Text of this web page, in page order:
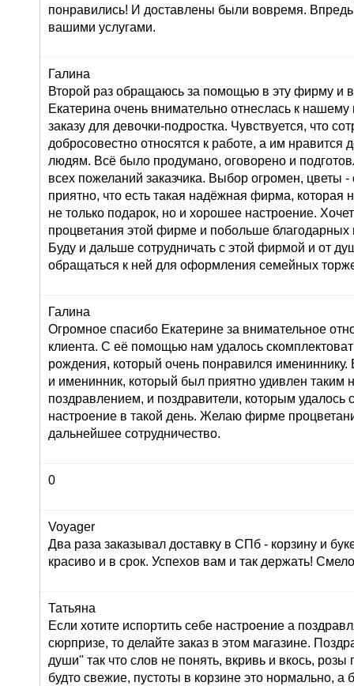
понравились! И доставлены были вовремя. Впредь
вашими услугами.
Галина
Второй раз обращаюсь за помощью в эту фирму и
Екатерина очень внимательно отнеслась к
заказу для девочки-подростка. Чувствуется, что
добросовестно относятся к работе, а им нравится
людям. Всё было продумано, оговорено и
всех пожеланий заказчика. Выбор огромен, цветы
приятно, что есть такая надёжная фирма, которая
не только подарок, но и хорошее настроение.
процветания этой фирме и побольше благодарных
Буду и дальше сотрудничать с этой фирмой и от
обращаться к ней для оформления семейных
Галина
Огромное спасибо Екатерине за внимательное
клиента. С её помощью нам удалось
рождения, который очень понравился имениннику.
и именинник, который был приятно удивлен таким
поздравлением, и поздравители, которым удалось
настроение в такой день. Желаю фирме
дальнейшее сотрудничество.
0
Voyager
Два раза заказывал доставку в СПб - корзину и
красиво и в срок. Успехов вам и так держать!
Татьяна
Если хотите испортить себе настроение а
сюрпризе, то делайте заказ в этом магазине.
души" так что слов не понять, вкривь и вкось, розы
будто свежие, пустоты в корзине это нормально, а